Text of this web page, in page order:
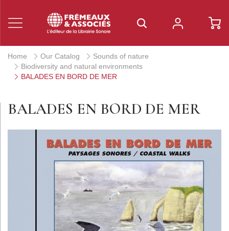
Home Our Catalog
Sounds of nature
Biodiversity and natural environments
BALADES EN BORD DE MER
BALADES EN BORD DE MER